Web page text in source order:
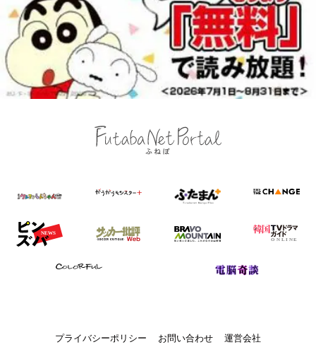
プライバシーポリシー お問い合わせ 運営会社